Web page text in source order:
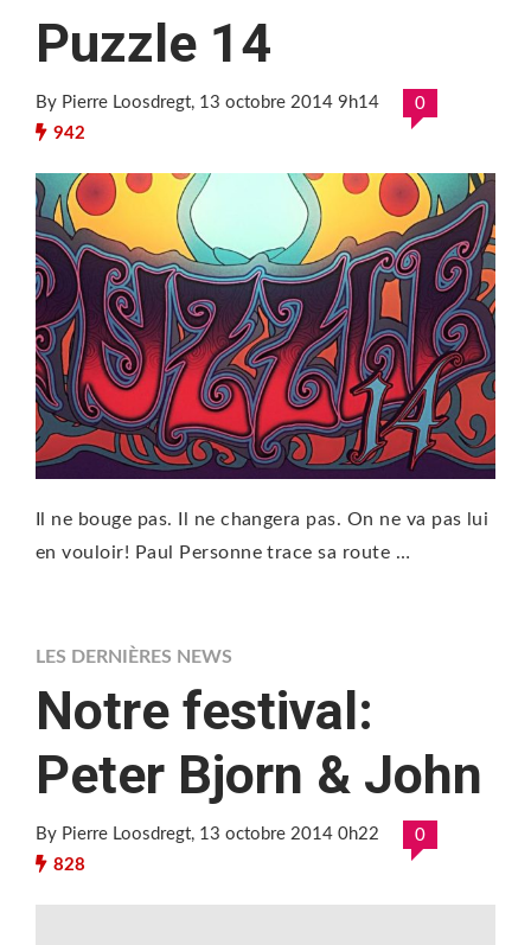
Puzzle 14
By Pierre Loosdregt, 13 octobre 2014 9h14
0
942
Il ne bouge pas. Il ne changera pas. On ne va pas lui
en vouloir! Paul Personne trace sa route …
LES DERNIÈRES NEWS
Notre festival:
Peter Bjorn & John
By Pierre Loosdregt, 13 octobre 2014 0h22
0
828